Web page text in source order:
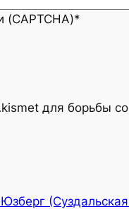
(CAPTCHA)*
для борьбы